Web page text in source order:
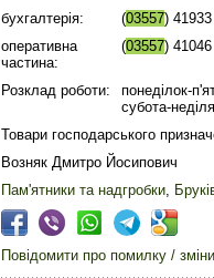
бухгалтерія: (03557) 41933
оперативна
частина:
(03557) 41046
Розклад роботи:
понеділок-
субота-
Товари господарського
Возняк Дмитро Йосипович
Пам'ятники та надгробки,
Повідомити про помилку / зміни